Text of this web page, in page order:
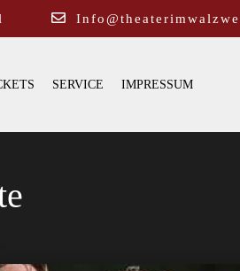
SERVICE IMPRESSUM